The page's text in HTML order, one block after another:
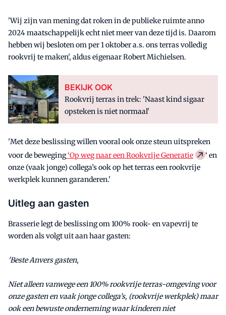
'Wij zijn van mening dat roken in de publieke ruimte anno
2024 maatschappelijk echt niet meer van deze tijd is. Daarom
hebben wij besloten om per 1 oktober a.s. ons terras volledig
rookvrij te maken', aldus eigenaar Robert Michielsen.
BEKIJK OOK
Rookvrij terras in trek: 'Naast kind sigaar
opsteken is niet normaal'
'Met deze beslissing willen vooral ook onze steun uitspreken
voor de beweging‘Op weg naar een Rookvrije Generatie
‘ en
onze (vaak jonge) collega’s ook op het terras een rookvrije
werkplek kunnen garanderen.'
Uitleg aan gasten
Brasserie legt de beslissing om 100% rook- en vapevrij te
worden als volgt uit aan haar gasten:
'Beste Anvers gasten,
Niet alleen vanwege een 100% rookvrije terras-omgeving voor
onze gasten en vaak jonge collega’s, (rookvrije werkplek) maar
ook een bewuste onderneming waar kinderen niet